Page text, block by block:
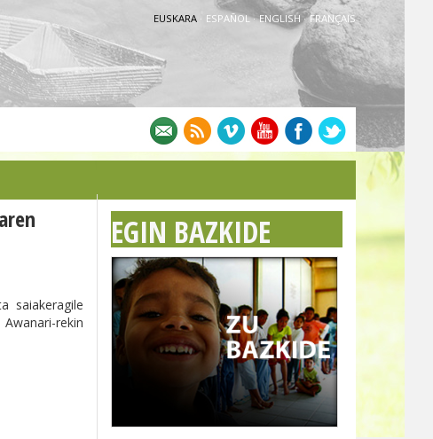
EUSKARA · ESPAÑOL· ENGLISH · FRANÇAIS
saiakeragile
rekin
EGIN BAZKIDE